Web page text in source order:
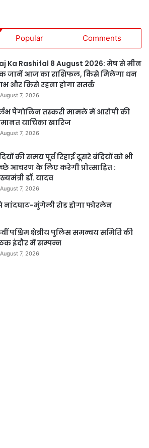
Popular Comments
Ka Rashifal 8 August 2026: मेष से मीन
जानें आज का राशिफल, किसे मिलेगा धन
और किसे रहना होगा सतर्क
August 7, 2026
पैंगोलिन तस्करी मामले में आरोपी की
याचिका खारिज
August 7, 2026
की समय पूर्व रिहाई दूसरे बंदियों को भी
आचरण के लिए करेगी प्रोत्साहित :
डॉ. यादव
August 7, 2026
नांदघाट-मुंगेली रोड होगा फोरलेन
पश्चिम क्षेत्रीय पुलिस समन्वय समिति की
इंदौर में सम्पन्न
August 7, 2026